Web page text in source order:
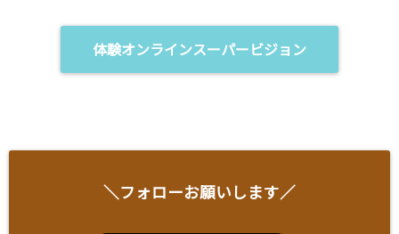
体験オンラインスーパービジョン
＼フォローお願いします／